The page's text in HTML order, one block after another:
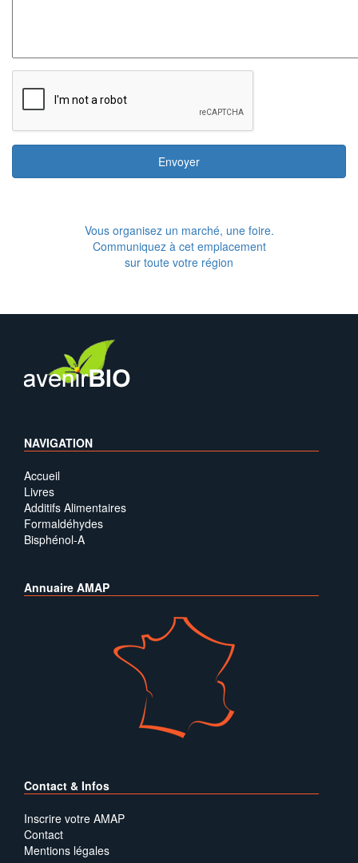
Envoyer
Vous organisez un marché, une foire.
Communiquez à cet emplacement
sur toute votre région
NAVIGATION
Accueil
Livres
Additifs Alimentaires
Formaldéhydes
Bisphénol-A
Annuaire AMAP
Contact & Infos
Inscrire votre AMAP
Contact
Mentions légales